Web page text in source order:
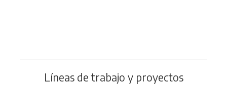
Líneas de trabajo y proyectos